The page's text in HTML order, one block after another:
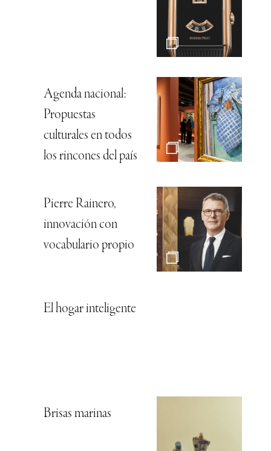
Agenda nacional:
Propuestas
culturales en todos
los rincones del país
Pierre Rainero,
innovación con
vocabulario propio
El hogar inteligente
Brisas marinas